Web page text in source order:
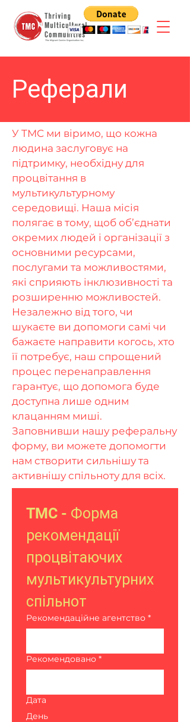
Реферали
У TMC ми віримо, що кожна
людина заслуговує на
підтримку, необхідну для
процвітання в
мультикультурному
середовищі. Наша місія
полягає в тому, щоб об’єднати
окремих людей і організації з
основними ресурсами,
послугами та можливостями,
які сприяють інклюзивності та
розширенню можливостей.
Незалежно від того, чи
шукаєте ви допомоги самі чи
бажаєте направити когось, хто
її потребує, наш спрощений
процес перенаправлення
гарантує, що допомога буде
доступна лише одним
клацанням миші.
Заповнивши нашу реферальну
форму, ви можете допомогти
нам створити сильнішу та
активнішу спільноту для всіх.
TMC - Форма
рекомендації
процвітаючих
мультикультурних
спільнот
Рекомендаційне агентство *
Рекомендовано *
Дата
День